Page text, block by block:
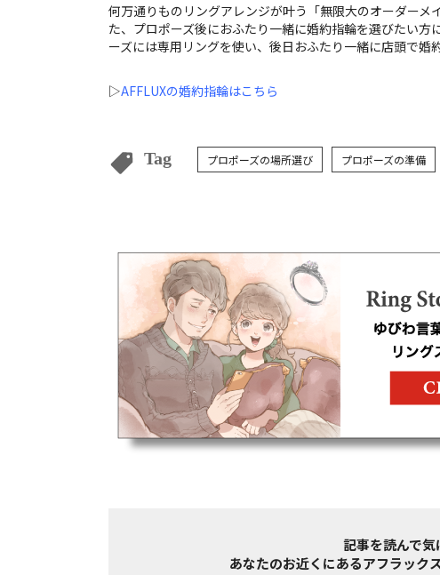
何万通りものリングアレンジが叶う「無限大のオーダー
た、プロポーズ後におふたり一緒に婚約指輪を選びたい
ーズには専用リングを使い、後日おふたり一緒に店頭で婚
▷AFFLUXの婚約指輪はこちら
Tag プロポーズの場所選び プロポーズの準備
記事を読んで
あなたのお近くにあるアフラック